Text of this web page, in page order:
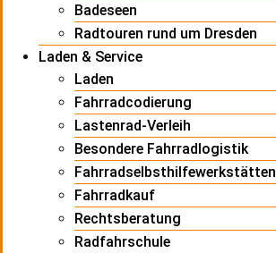
Badeseen
Radtouren rund um Dresden
Laden & Service
Laden
Fahrradcodierung
Lastenrad-Verleih
Besondere Fahrradlogistik
Fahrradselbsthilfewerkstätten
Fahrradkauf
Rechtsberatung
Radfahrschule